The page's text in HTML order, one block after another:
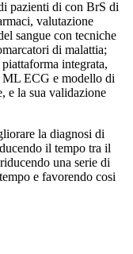
pazienti di con BrS di
valutazione
sangue con tecniche
di malattia;
integrata,
ML ECG e modello di
e la sua validazione
la diagnosi di
il tempo tra il
una serie di
e favorendo cosi